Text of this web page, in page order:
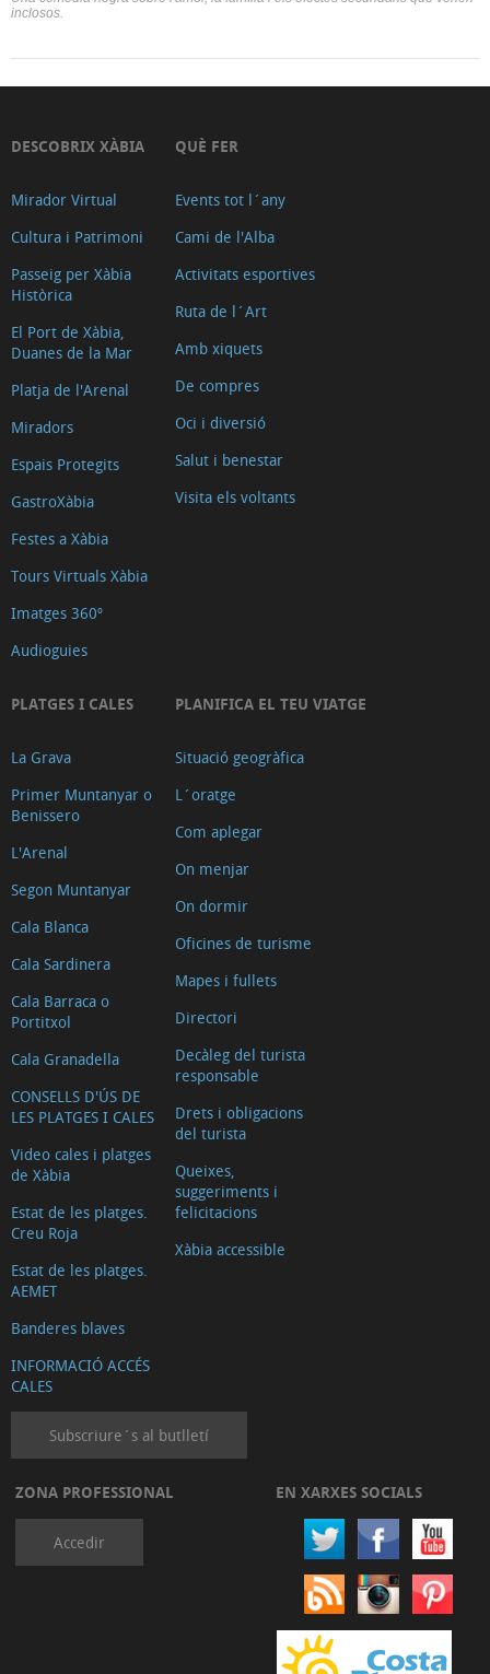
inclosos.
DESCOBRIX XÀBIA
Mirador Virtual
Cultura i Patrimoni
Passeig per Xàbia
Històrica
El Port de Xàbia,
Duanes de la Mar
Platja de l'Arenal
Miradors
Espais Protegits
GastroXàbia
Festes a Xàbia
Tours Virtuals Xàbia
Imatges 360º
Audioguies
QUÈ FER
Events tot l´any
Cami de l'Alba
Activitats esportives
Ruta de l´Art
Amb xiquets
De compres
Oci i diversió
Salut i benestar
Visita els voltants
PLATGES I CALES
La Grava
Primer Muntanyar o
Benissero
L'Arenal
Segon Muntanyar
Cala Blanca
Cala Sardinera
Cala Barraca o
Portitxol
Cala Granadella
CONSELLS D'ÚS DE
LES PLATGES I CALES
Video cales i platges
de Xàbia
Estat de les platges.
Creu Roja
Estat de les platges.
AEMET
Banderes blaves
INFORMACIÓ ACCÉS
CALES
PLANIFICA EL TEU VIATGE
Situació geogràfica
L´oratge
Com aplegar
On menjar
On dormir
Oficines de turisme
Mapes i fullets
Directori
Decàleg del turista
responsable
Drets i obligacions
del turista
Queixes,
suggeriments i
felicitacions
Xàbia accessible
Subscriure´s al butlletí
ZONA PROFESSIONAL
Accedir
EN XARXES SOCIALS